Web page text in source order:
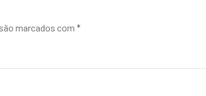
marcados com *